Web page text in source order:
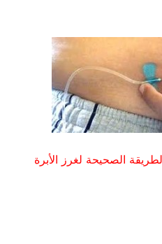
الصحيحة لغرز الأبرة